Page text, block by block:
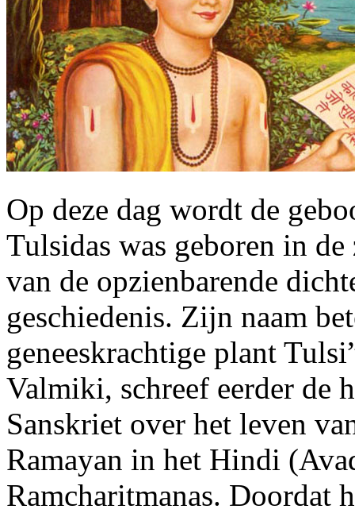
Op deze dag wordt de
Tulsidas was geboren in de
van de opzienbarende
geschiedenis. Zijn naam
geneeskrachtige plant
Valmiki, schreef eerder de
Sanskriet over het leven
Ramayan in het Hindi
Ramcharitmanas. Doordat